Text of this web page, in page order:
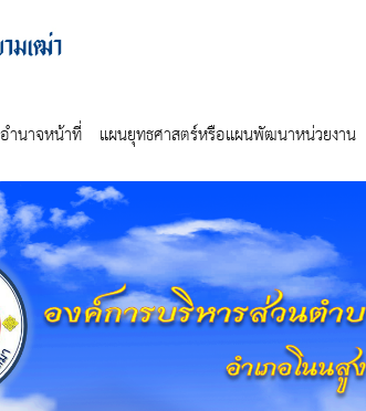
อำนาจหน้าที่ แผนยุทธศาสตร์หรือแผนพัฒนาหน่วยงาน